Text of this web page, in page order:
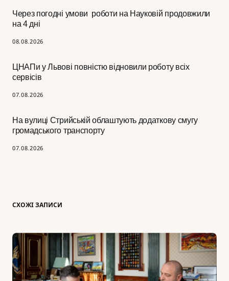
Через погодні умови роботи на Науковій продовжили
на 4 дні
08.08.2026
ЦНАПи у Львові повністю відновили роботу всіх
сервісів
07.08.2026
На вулиці Стрийській облаштують додаткову смугу
громадського транспорту
07.08.2026
СХОЖІ ЗАПИСИ